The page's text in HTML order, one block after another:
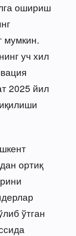
ошириш
мумкин.
уч хил
2025 йил
ортиқ
ўтган